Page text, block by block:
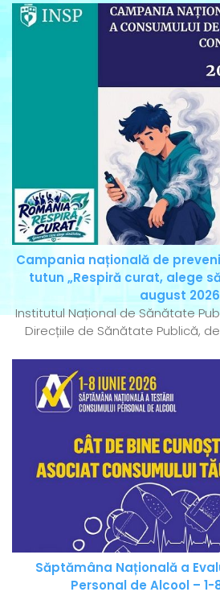
Campania națională de
tutun „Respiră curat, alege
august 2026
Institutul Național de Sănătate
Direcțiile de Sănătate Publică,
Săptămâna Națională a
Personal de Alcool – 1-